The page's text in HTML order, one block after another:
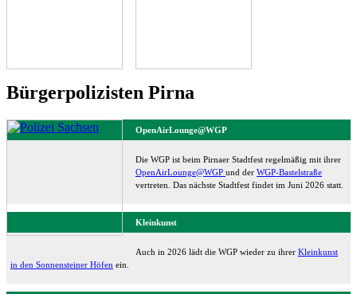
Bürgerpolizisten Pirna
OpenAirLounge@WGP
Die WGP ist beim Pirnaer Stadtfest regelmäßig mit ihrer
OpenAirLounge@WGP und der WGP-Bastelstraße
vertreten. Das nächste Stadtfest findet im Juni 2026 statt.
Kleinkunst
Auch in 2026 lädt die WGP wieder zu ihrer Kleinkunst
in den Sonnensteiner Höfen ein.